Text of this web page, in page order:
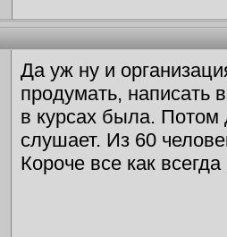
Да уж ну и
продумать, написать
в курсах была. Потом
слушает. Из 60
Короче все как